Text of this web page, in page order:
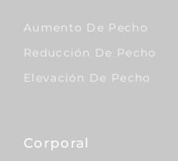
Aumento De Pecho
Reducción De Pecho
Elevación De Pecho
Corporal